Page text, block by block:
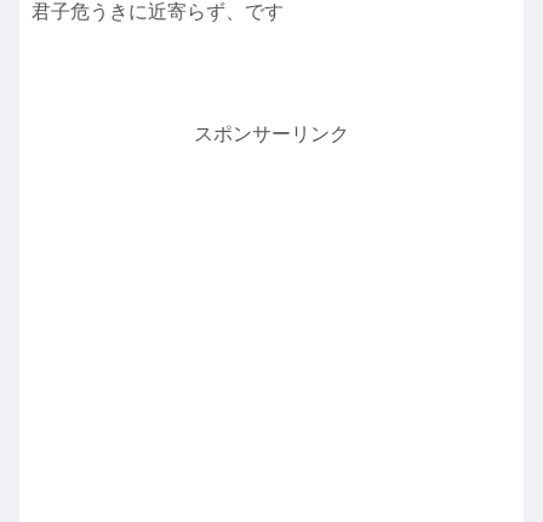
君子危うきに近寄らず、です
スポンサーリンク